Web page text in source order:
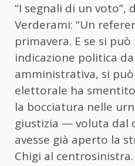
“I segnali di un voto”,
Verderami: “Un
primavera. E se si
indicazione politica
amministrativa, si
elettorale ha
la bocciatura nelle
giustizia — voluta dal
avesse già aperto la
Chigi al